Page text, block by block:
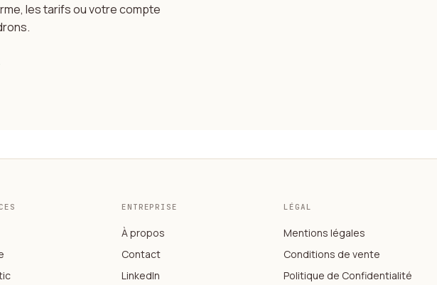
les tarifs ou votre compte
ENTREPRISE
À propos
Contact
LinkedIn
LÉGAL
Mentions légales
Conditions de vente
Politique de Confidentialité